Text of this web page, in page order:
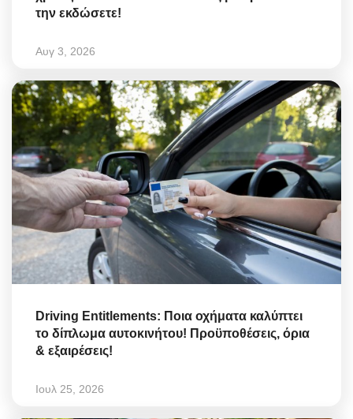
την εκδώσετε!
Αυγ 3, 2026
Driving Entitlements: Ποια οχήματα καλύπτει
το δίπλωμα αυτοκινήτου! Προϋποθέσεις, όρια
& εξαιρέσεις!
Ιουλ 25, 2026